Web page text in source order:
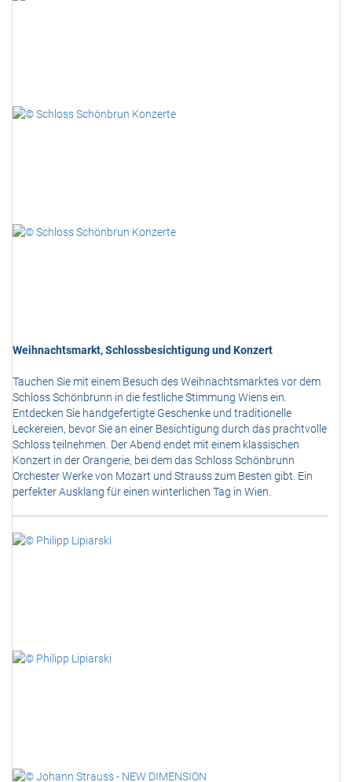
Weihnachtsmarkt, Schlossbesichtigung und Konzert
Tauchen Sie mit einem Besuch des Weihnachtsmarktes vor dem
Schloss Schönbrunn in die festliche Stimmung Wiens ein.
Entdecken Sie handgefertigte Geschenke und traditionelle
Leckereien, bevor Sie an einer Besichtigung durch das prachtvolle
Schloss teilnehmen. Der Abend endet mit einem klassischen
Konzert in der Orangerie, bei dem das Schloss Schönbrunn
Orchester Werke von Mozart und Strauss zum Besten gibt. Ein
perfekter Ausklang für einen winterlichen Tag in Wien.